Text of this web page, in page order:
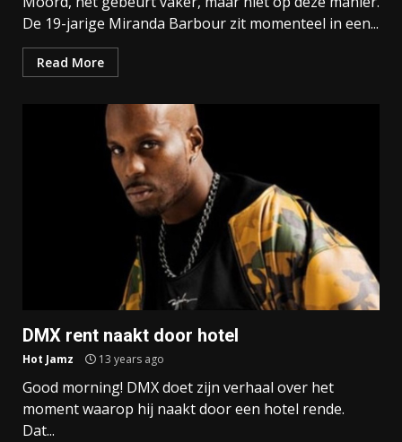
De 19-jarige Miranda Barbour zit momenteel in een...
Read More
DMX rent naakt door hotel
Hot Jamz 13 years ago
Good morning! DMX doet zijn verhaal over het
moment waarop hij naakt door een hotel rende.
Dat...